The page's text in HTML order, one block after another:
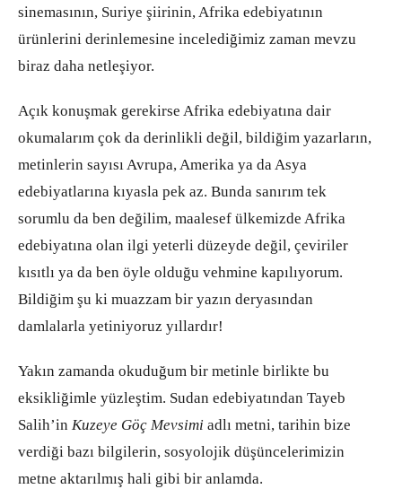
sinemasının, Suriye şiirinin, Afrika edebiyatının
ürünlerini derinlemesine incelediğimiz zaman mevzu
biraz daha netleşiyor.
Açık konuşmak gerekirse Afrika edebiyatına dair
okumalarım çok da derinlikli değil, bildiğim yazarların,
metinlerin sayısı Avrupa, Amerika ya da Asya
edebiyatlarına kıyasla pek az. Bunda sanırım tek
sorumlu da ben değilim, maalesef ülkemizde Afrika
edebiyatına olan ilgi yeterli düzeyde değil, çeviriler
kısıtlı ya da ben öyle olduğu vehmine kapılıyorum.
Bildiğim şu ki muazzam bir yazın deryasından
damlalarla yetiniyoruz yıllardır!
Yakın zamanda okuduğum bir metinle birlikte bu
eksikliğimle yüzleştim. Sudan edebiyatından Tayeb
Salih’in Kuzeye Göç Mevsimi adlı metni, tarihin bize
verdiği bazı bilgilerin, sosyolojik düşüncelerimizin
metne aktarılmış hali gibi bir anlamda.